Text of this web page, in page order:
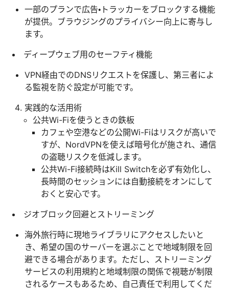
一部のプランで広告・トラッカーをブロックする機能
が提供。ブラウジングのプライバシー向上に寄与し
ます。
ディープウェブ用のセーフティ機能
VPN経由でのDNSリクエストを保護し、第三者によ
る監視を防ぐ設定が可能です。
実践的な活用術
公共Wi-Fiを使うときの鉄板
カフェや空港などの公開Wi-Fiはリスクが高いで
すが、NordVPNを使えば暗号化が施され、通信
の盗聴リスクを低減します。
公共Wi-Fi接続時はKill Switchを必ず有効化し、
長時間のセッションには自動接続をオンにして
おくと安心です。
ジオブロック回避とストリーミング
海外旅行時に現地ライブラリにアクセスしたいと
き、希望の国のサーバーを選ぶことで地域制限を回
避できる場合があります。ただし、ストリーミング
サービスの利用規約と地域制限の関係で視聴が制限
されるケースもあるため、自己責任で利用してくだ